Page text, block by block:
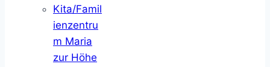
Kita/Famil
ienzentru
m Maria
zur Höhe